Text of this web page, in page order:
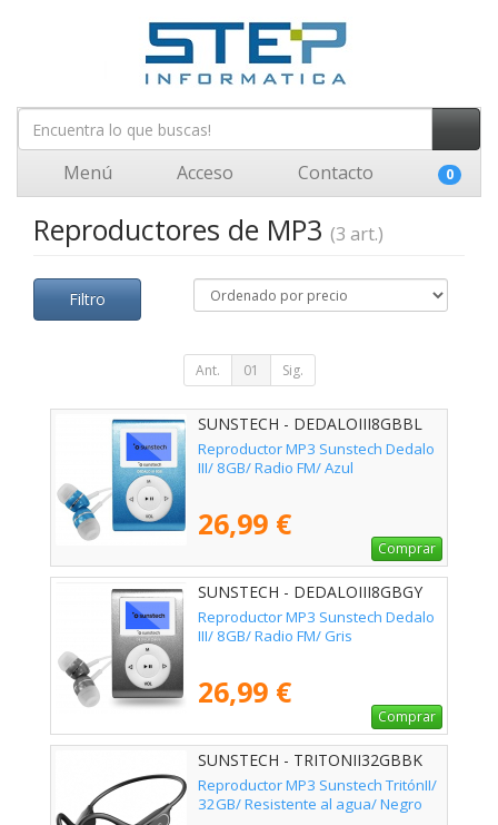
Menú Acceso Contacto 0
Reproductores de MP3 (3 art.)
Filtro
Ant. 01 Sig.
SUNSTECH - DEDALOIII8GBBL
Reproductor MP3 Sunstech Dedalo
III/ 8GB/ Radio FM/ Azul
26,99 €
Comprar
SUNSTECH - DEDALOIII8GBGY
Reproductor MP3 Sunstech Dedalo
III/ 8GB/ Radio FM/ Gris
26,99 €
Comprar
SUNSTECH - TRITONII32GBBK
Reproductor MP3 Sunstech TritónII/
32GB/ Resistente al agua/ Negro